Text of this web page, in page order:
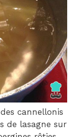
cannellonis
de lasagne sur